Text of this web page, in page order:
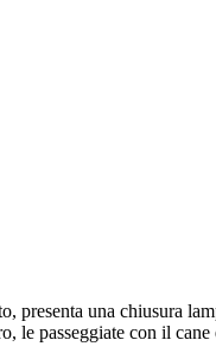
presenta una chiusura
le passeggiate con il cane